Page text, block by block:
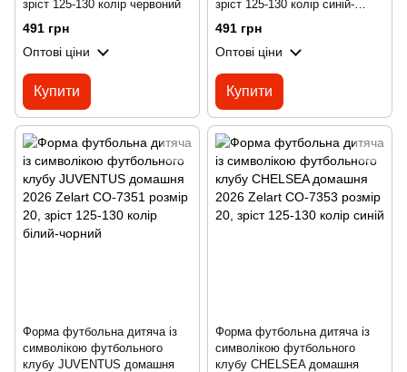
зріст 125-130 колір червоний
491 грн
Оптові ціни
Купити
зріст 125-130 колір синій-
491 грн
Оптові ціни
Купити
Форма футбольна дитяча із
символікою футбольного
клубу JUVENTUS домашня
Форма футбольна дитяча із
символікою футбольного
клубу CHELSEA домашня